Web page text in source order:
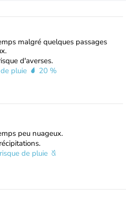
malgré quelques passages
d'averses.
pluie
20 %
peu nuageux.
de pluie